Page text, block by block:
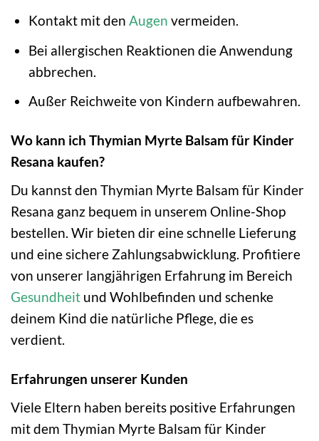
Kontakt mit den Augen vermeiden.
Bei allergischen Reaktionen die Anwendung
abbrechen.
Außer Reichweite von Kindern aufbewahren.
Wo kann ich Thymian Myrte Balsam für Kinder
Resana kaufen?
Du kannst den Thymian Myrte Balsam für Kinder
Resana ganz bequem in unserem Online-Shop
bestellen. Wir bieten dir eine schnelle Lieferung
und eine sichere Zahlungsabwicklung. Profitiere
von unserer langjährigen Erfahrung im Bereich
Gesundheit und Wohlbefinden und schenke
deinem Kind die natürliche Pflege, die es
verdient.
Erfahrungen unserer Kunden
Viele Eltern haben bereits positive Erfahrungen
mit dem Thymian Myrte Balsam für Kinder